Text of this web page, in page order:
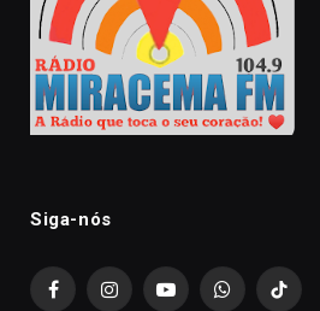
Siga-nós
FacebookInstagramYouTubeWhatsAppTikTok